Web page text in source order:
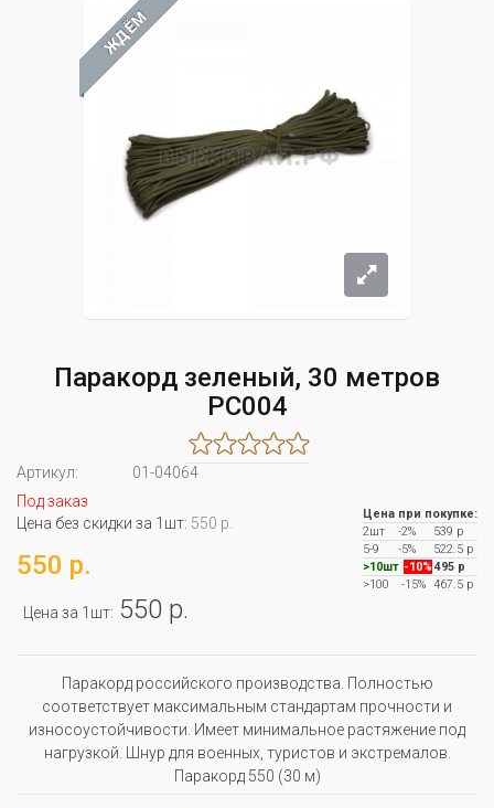
ЖДЁМ
Паракорд зеленый, 30 метров
PC004
Артикул:
01-04064
Под заказ
Цена без скидки за 1шт: 550 р.
550 р.
Цена за 1шт: 550 р.
Цена при покупке:
2шт
-2%
539 р
5-9
-5%
522.5 р
>10шт -10% 495 р
>100
-15% 467.5 р
Паракорд российского производства. Полностью
соответствует максимальным стандартам прочности и
износоустойчивости. Имеет минимальное растяжение под
нагрузкой. Шнур для военных, туристов и экстремалов.
Паракорд 550 (30 м)